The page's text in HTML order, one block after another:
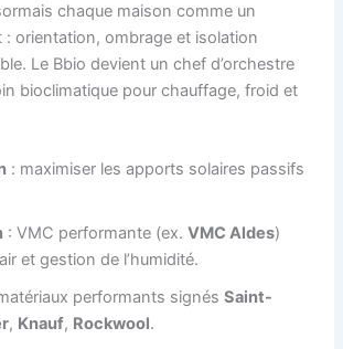
chaque maison comme un
: orientation, ombrage et isolation
Le Bbio devient un chef d’orchestre
bioclimatique pour chauffage, froid et
: maximiser les apports solaires passifs
: VMC performante (ex.VMC Aldes)
et gestion de l’humidité.
performants signésSaint-
, Knauf, Rockwool.